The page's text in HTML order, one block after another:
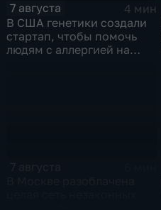
7 августа
4 мин
В США генетики создали
стартап, чтобы помочь
людям с аллергией на